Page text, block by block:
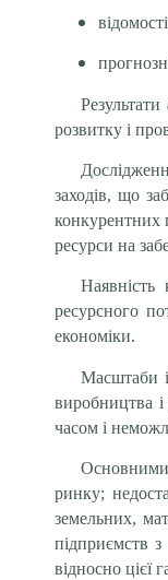
розвитку і
заходів, що
конкурентних
ресурси на
Наявність
ресурсного
економіки.
Масштаби
виробництва і
часом і
Основними
ринку;
земельних,
підприємств з
відносно цієї